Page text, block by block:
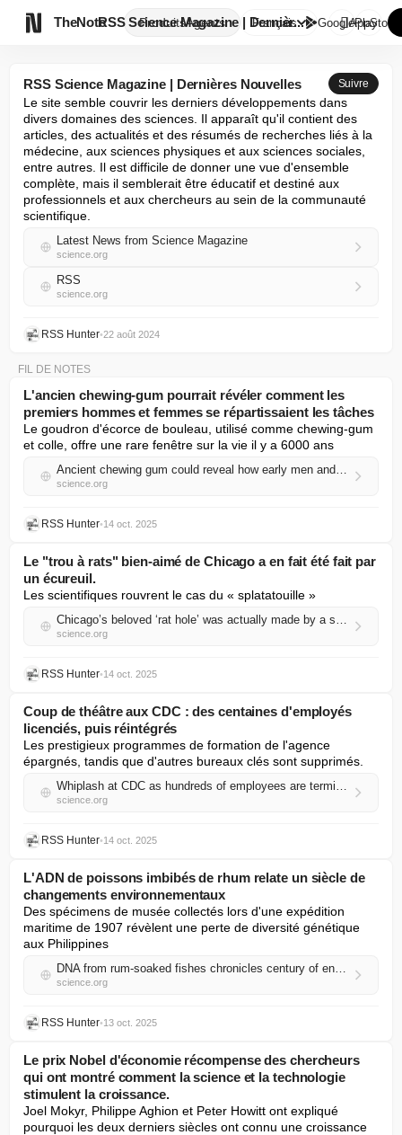
TheNote ProduitsAgents
RSS Science Magazine | Dernièr...
Français GooglePlay
AppStore
RSS Science Magazine | Dernières Nouvelles Suivre
Le site semble couvrir les derniers développements dans
divers domaines des sciences. Il apparaît qu'il contient des
articles, des actualités et des résumés de recherches liés à la
médecine, aux sciences physiques et aux sciences sociales,
entre autres. Il est difficile de donner une vue d'ensemble
complète, mais il semblerait être éducatif et destiné aux
professionnels et aux chercheurs au sein de la communauté
scientifique.
Latest News from Science Magazine
science.org
RSS
science.org
RSS Hunter•22 août 2024
FIL DE NOTES
L'ancien chewing-gum pourrait révéler comment les
premiers hommes et femmes se répartissaient les tâches
Le goudron d'écorce de bouleau, utilisé comme chewing-gum
et colle, offre une rare fenêtre sur la vie il y a 6000 ans
Ancient chewing gum could reveal how early men and women split up their chores
science.org
RSS Hunter•14 oct. 2025
Le "trou à rats" bien-aimé de Chicago a en fait été fait par
un écureuil.
Les scientifiques rouvrent le cas du « splatatouille »
Chicago’s beloved ‘rat hole’ was actually made by a squirrel
science.org
RSS Hunter•14 oct. 2025
Coup de théâtre aux CDC : des centaines d'employés
licenciés, puis réintégrés
Les prestigieux programmes de formation de l'agence
épargnés, tandis que d'autres bureaux clés sont supprimés.
Whiplash at CDC as hundreds of employees are terminated, then reinstated
science.org
RSS Hunter•14 oct. 2025
L'ADN de poissons imbibés de rhum relate un siècle de
changements environnementaux
Des spécimens de musée collectés lors d'une expédition
maritime de 1907 révèlent une perte de diversité génétique
aux Philippines
DNA from rum-soaked fishes chronicles century of environmental change
science.org
RSS Hunter•13 oct. 2025
Le prix Nobel d'économie récompense des chercheurs
qui ont montré comment la science et la technologie
stimulent la croissance.
Joel Mokyr, Philippe Aghion et Peter Howitt ont expliqué
pourquoi les deux derniers siècles ont connu une croissance